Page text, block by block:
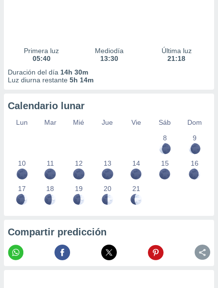
Primera luz
05:40
Mediodía
13:30
Última luz
21:18
Duración del día 14h 30m
Luz diurna restante 5h 14m
Calendario lunar
Lun Mar Mié Jue Vie Sáb
Dom
8
9
10 11 12 13 14 15 16
17 18 19 20 21
Compartir predicción